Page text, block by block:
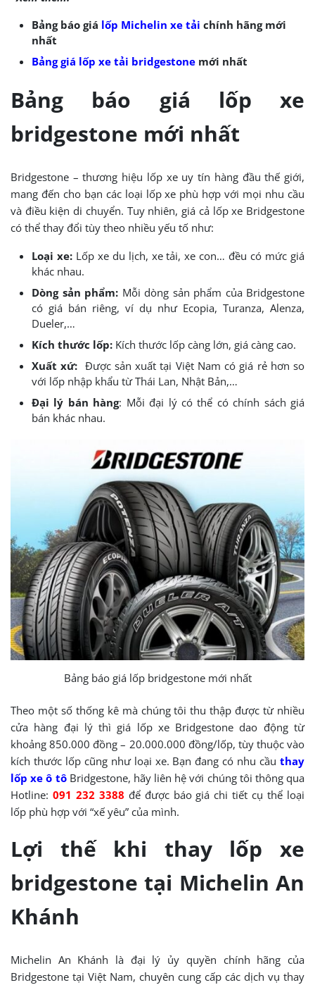
Bảng báo giá lốp Michelin xe tải chính hãng mới
nhất
Bảng giá lốp xe tải bridgestone mới nhất
Bảng báo giá lốp xe
bridgestone mới nhất
Bridgestone – thương hiệu lốp xe uy tín hàng đầu thế giới,
mang đến cho bạn các loại lốp xe phù hợp với mọi nhu cầu
và điều kiện di chuyển. Tuy nhiên, giá cả lốp xe Bridgestone
có thể thay đổi tùy theo nhiều yếu tố như:
Loại xe:Lốp xe du lịch, xe tải, xe con… đều có mức giá
khác nhau.
Dòng sản phẩm: Mỗi dòng sản phẩm của Bridgestone
có giá bán riêng, ví dụ như Ecopia, Turanza, Alenza,
Dueler,…
Kích thước lốp: Kích thước lốp càng lớn, giá càng cao.
Xuất xứ: Được sản xuất tại Việt Nam có giá rẻ hơn so
với lốp nhập khẩu từ Thái Lan, Nhật Bản,…
Đại lý bán hàng: Mỗi đại lý có thể có chính sách giá
bán khác nhau.
Bảng báo giá lốp bridgestone mới nhất
Theo một số thống kê mà chúng tôi thu thập được từ nhiều
cửa hàng đại lý thì giá lốp xe Bridgestone dao động từ
khoảng 850.000 đồng – 20.000.000 đồng/lốp, tùy thuộc vào
kích thước lốp cũng như loại xe. Bạn đang có nhu cầu thay
lốp xe ô tôBridgestone, hãy liên hệ với chúng tôi thông qua
Hotline: 091 232 3388 để được báo giá chi tiết cụ thể loại
lốp phù hợp với “xế yêu” của mình.
Lợi thế khi thay lốp xe
bridgestone tại Michelin An
Khánh
Michelin An Khánh là đại lý ủy quyền chính hãng của
Bridgestone tại Việt Nam, chuyên cung cấp các dịch vụ thay